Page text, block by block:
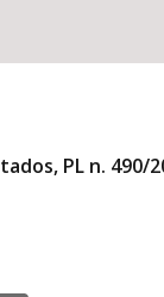
PL n. 490/